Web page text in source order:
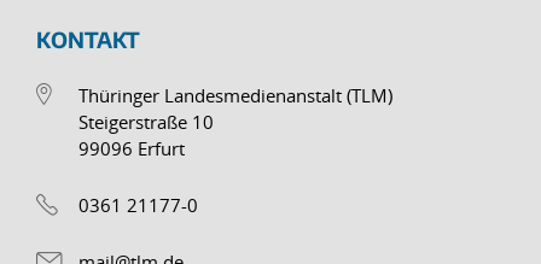
KONTAKT
Thüringer Landesmedienanstalt (TLM)
Steigerstraße 10
99096 Erfurt
0361 21177-0